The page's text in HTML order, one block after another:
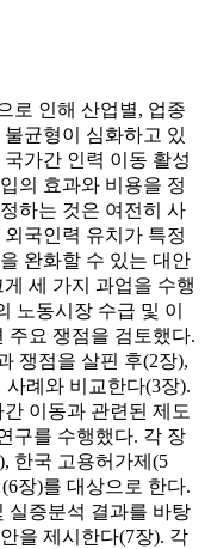
로 인해 산업별, 업종
균형이 심화하고 있
가간 인력 이동 활성
의 효과와 비용을 정
하는 것은 여전히 사
국인력 유치가 특정
완화할 수 있는 대안
세 가지 과업을 수행
노동시장 수급 및 이
주요 쟁점을 검토했다.
쟁점을 살핀 후(2장),
례와 비교한다(3장).
이동과 관련된 제도
구를 수행했다. 각 장
한국 고용허가제(5
장)를 대상으로 한다.
실증분석 결과를 바탕
을 제시한다(7장). 각